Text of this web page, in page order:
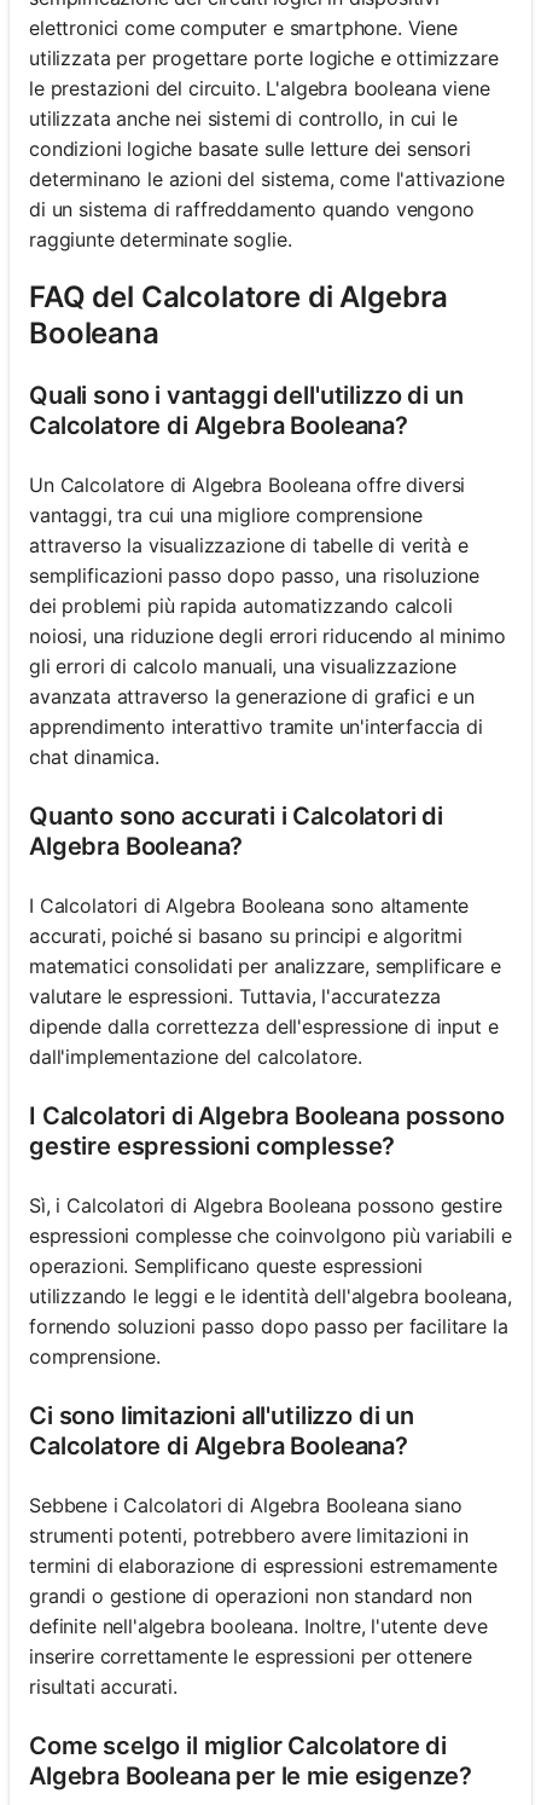
elettronici come computer e smartphone. Viene
utilizzata per progettare porte logiche e ottimizzare
le prestazioni del circuito. L'algebra booleana viene
utilizzata anche nei sistemi di controllo, in cui le
condizioni logiche basate sulle letture dei sensori
determinano le azioni del sistema, come l'attivazione
di un sistema di raffreddamento quando vengono
raggiunte determinate soglie.
FAQ del Calcolatore di Algebra
Booleana
Quali sono i vantaggi dell'utilizzo di un
Calcolatore di Algebra Booleana?
Un Calcolatore di Algebra Booleana offre diversi
vantaggi, tra cui una migliore comprensione
attraverso la visualizzazione di tabelle di verità e
semplificazioni passo dopo passo, una risoluzione
dei problemi più rapida automatizzando calcoli
noiosi, una riduzione degli errori riducendo al minimo
gli errori di calcolo manuali, una visualizzazione
avanzata attraverso la generazione di grafici e un
apprendimento interattivo tramite un'interfaccia di
chat dinamica.
Quanto sono accurati i Calcolatori di
Algebra Booleana?
I Calcolatori di Algebra Booleana sono altamente
accurati, poiché si basano su principi e algoritmi
matematici consolidati per analizzare, semplificare e
valutare le espressioni. Tuttavia, l'accuratezza
dipende dalla correttezza dell'espressione di input e
dall'implementazione del calcolatore.
I Calcolatori di Algebra Booleana possono
gestire espressioni complesse?
Sì, i Calcolatori di Algebra Booleana possono gestire
espressioni complesse che coinvolgono più variabili e
operazioni. Semplificano queste espressioni
utilizzando le leggi e le identità dell'algebra booleana,
fornendo soluzioni passo dopo passo per facilitare la
comprensione.
Ci sono limitazioni all'utilizzo di un
Calcolatore di Algebra Booleana?
Sebbene i Calcolatori di Algebra Booleana siano
strumenti potenti, potrebbero avere limitazioni in
termini di elaborazione di espressioni estremamente
grandi o gestione di operazioni non standard non
definite nell'algebra booleana. Inoltre, l'utente deve
inserire correttamente le espressioni per ottenere
risultati accurati.
Come scelgo il miglior Calcolatore di
Algebra Booleana per le mie esigenze?